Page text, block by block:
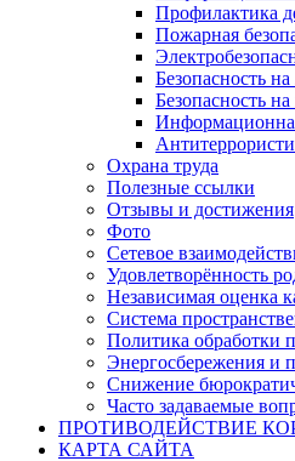
Профилактика
Пожарная
Безопасность на
Безопасность на
Охрана труда
Полезные ссылки
Отзывы и достижения
Фото
Сетевое
Удовлетворённость
Независимая оценка
Система
Политика обработки
Энергосбережения и
Снижение
Часто задаваемые
ПРОТИВОДЕЙСТВИЕ
КАРТА САЙТА